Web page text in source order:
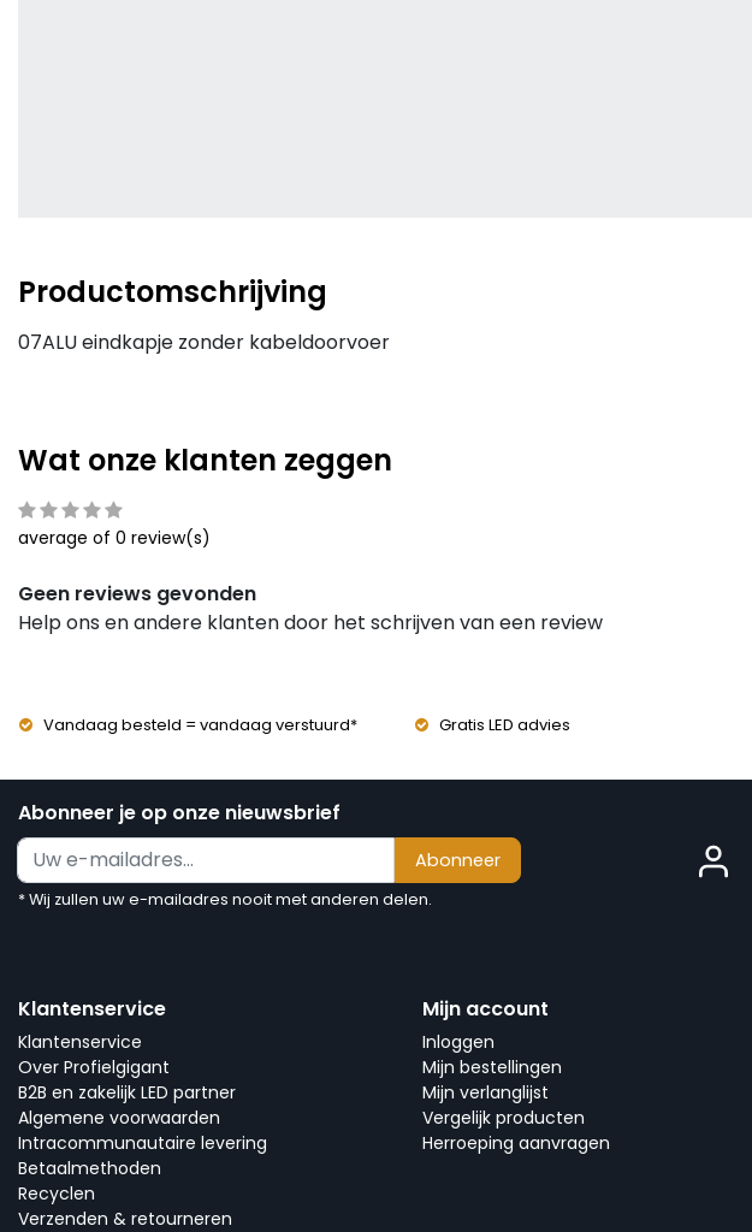
Productomschrijving
07ALU eindkapje zonder kabeldoorvoer
Wat onze klanten zeggen
average of 0 review(s)
Geen reviews gevonden
Help ons en andere klanten door het schrijven van een review
Vandaag besteld = vandaag verstuurd* Gratis LED advies
Abonneer je op onze nieuwsbrief
Abonneer
* Wij zullen uw e-mailadres nooit met anderen delen.
Klantenservice
Klantenservice
Over Profielgigant
B2B en zakelijk LED partner
Algemene voorwaarden
Intracommunautaire levering
Betaalmethoden
Recyclen
Verzenden & retourneren
Mijn account
Inloggen
Mijn bestellingen
Mijn verlanglijst
Vergelijk producten
Herroeping aanvragen